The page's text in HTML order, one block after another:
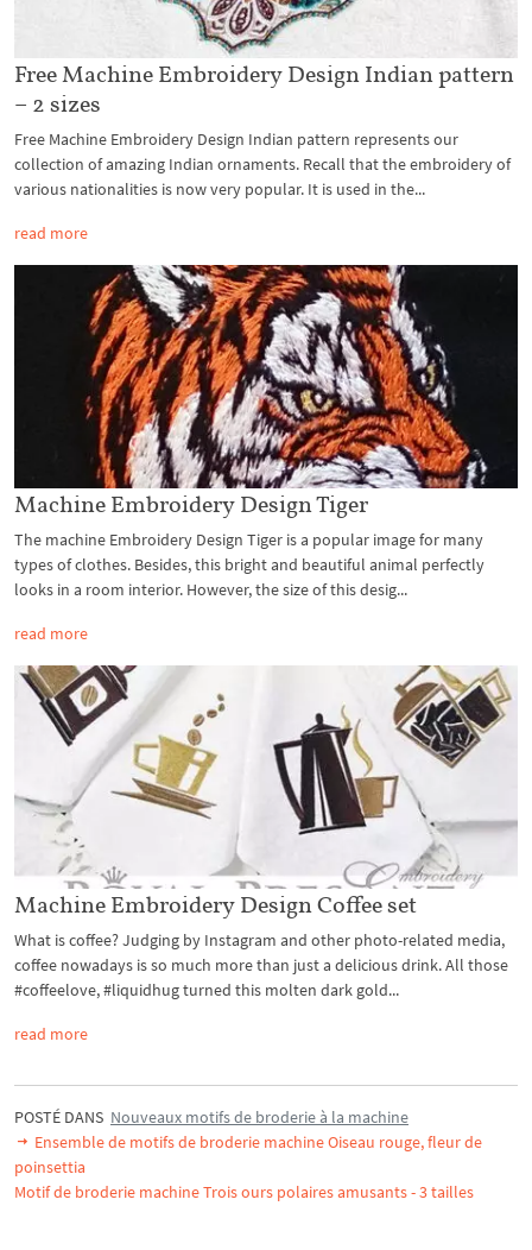
Free Machine Embroidery Design Indian pattern
– 2 sizes
Free Machine Embroidery Design Indian pattern represents our
collection of amazing Indian ornaments. Recall that the embroidery of
various nationalities is now very popular. It is used in the...
read more
Machine Embroidery Design Tiger
The machine Embroidery Design Tiger is a popular image for many
types of clothes. Besides, this bright and beautiful animal perfectly
looks in a room interior. However, the size of this desig...
read more
Machine Embroidery Design Coffee set
What is coffee? Judging by Instagram and other photo-related media,
coffee nowadays is so much more than just a delicious drink. All those
#coffeelove, #liquidhug turned this molten dark gold...
read more
POSTÉ DANS Nouveaux motifs de broderie à la machine
Ensemble de motifs de broderie machine Oiseau rouge, fleur de
poinsettia
Motif de broderie machine Trois ours polaires amusants - 3 tailles